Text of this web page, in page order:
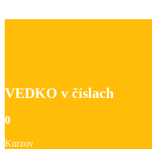
VEDKO v číslach
0
Kurzov